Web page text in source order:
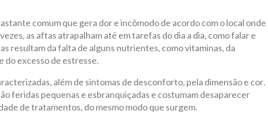
comum que gera dor e incômodo de acordo com o local onde
as aftas atrapalham até em tarefas do dia a dia, como falar e
resultam da falta de alguns nutrientes, como vitaminas, da
do excesso de estresse.
além de sintomas de desconforto, pela dimensão e cor.
feridas pequenas e esbranquiçadas e costumam desaparecer
de tratamentos, do mesmo modo que surgem.